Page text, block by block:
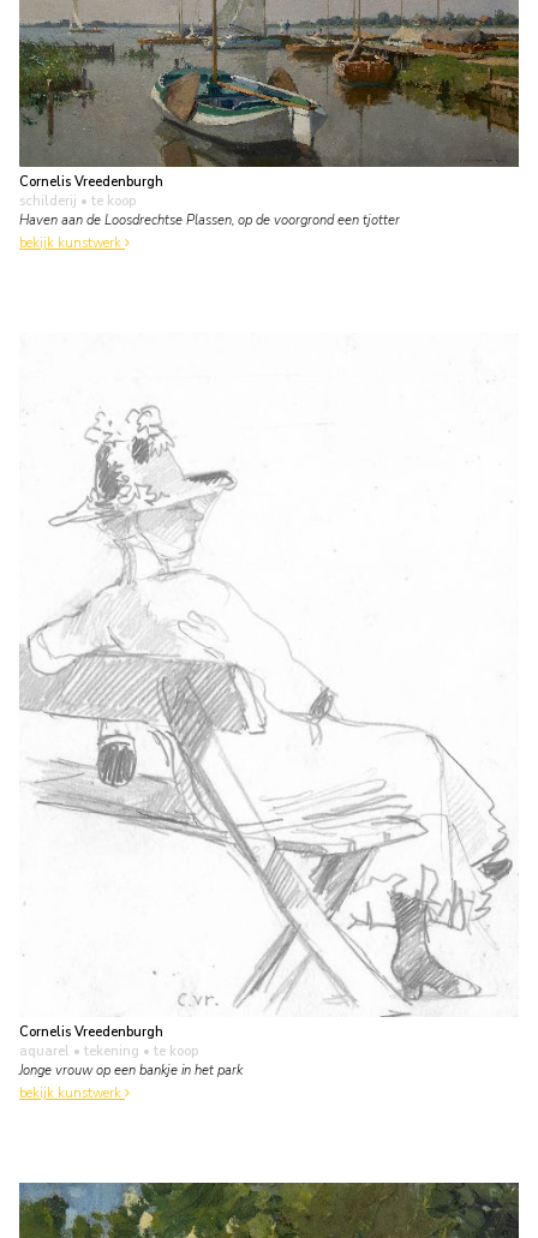
Cornelis Vreedenburgh
schilderij • te koop
Haven aan de Loosdrechtse Plassen, op de voorgrond een tjotter
bekijk kunstwerk
Cornelis Vreedenburgh
aquarel • tekening • te koop
Jonge vrouw op een bankje in het park
bekijk kunstwerk